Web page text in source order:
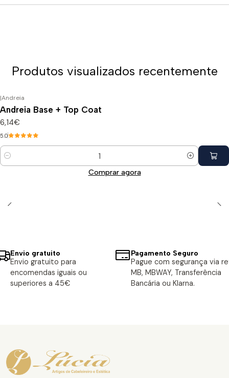
Produtos visualizados recentemente
|Andreia
Andreia Base + Top Coat
6,14€
5.0
Quantidade
Comprar agora
Envio gratuito
Envio gratuito para
encomendas iguais ou
superiores a 45€
Pagamento Seguro
Pague com segurança via
MB, MBWAY, Transferência
Bancária ou Klarna.